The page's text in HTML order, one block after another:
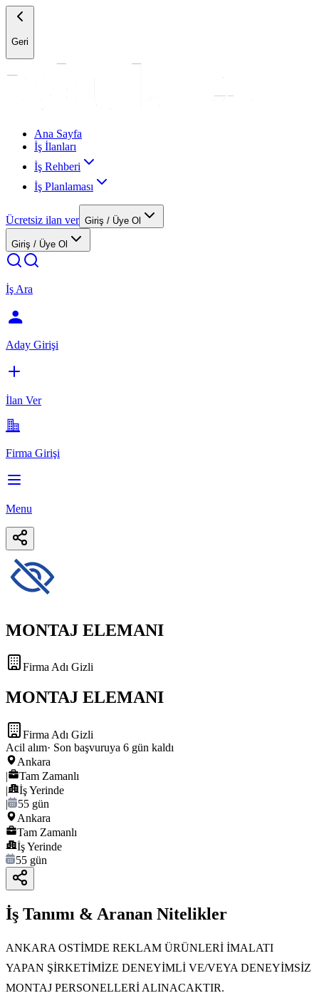
Geri
Ana Sayfa
İş İlanları
İş Rehberi
İş Planlaması
Ücretsiz ilan ver Giriş / Üye Ol
Giriş / Üye Ol
İş Ara
Aday Girişi
İlan Ver
Firma Girişi
Menu
MONTAJ ELEMANI
Firma Adı Gizli
MONTAJ ELEMANI
Firma Adı Gizli
Acil alım· Son başvuruya 6 gün kaldı
Ankara
|
Tam Zamanlı
|
İş Yerinde
|
55 gün
Ankara
Tam Zamanlı
İş Yerinde
55 gün
İş Tanımı & Aranan Nitelikler
ANKARA OSTİMDE REKLAM ÜRÜNLERİ İMALATI
YAPAN ŞİRKETİMİZE DENEYİMLİ VE/VEYA DENEYİMSİZ
MONTAJ PERSONELLERİ ALINACAKTIR.